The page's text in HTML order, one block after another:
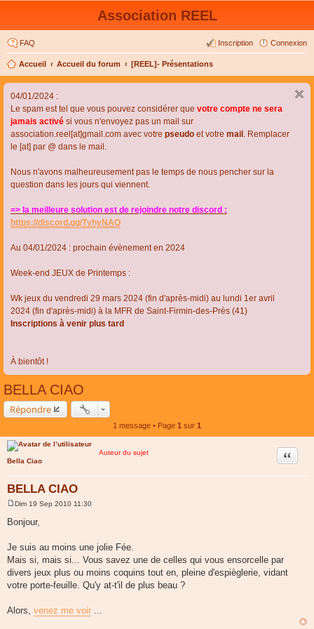
Association REEL
FAQ Connexion
Inscription
Accueil Accueil du forum [REEL]- Présentations
04/01/2024 :
Le spam est tel que vous pouvez considérer que votre compte ne sera
jamais activé si vous n'envoyez pas un mail sur
association.reel[at]gmail.com avec votre pseudo et votre mail . Remplacer
le [at] par @ dans le mail.
Nous n'avons malheureusement pas le temps de nous pencher sur la
question dans les jours qui viennent.
=> la meilleure solution est de rejoindre notre discord :
https://discord.gg/TvhyNAQ
Au 04/01/2024 : prochain évènement en 2024
Week-end JEUX de Printemps :
Wk jeux du vendredi 29 mars 2024 (fin d'après-midi) au lundi 1er avril
2024 (fin d'après-midi) à la MFR de Saint-Firmin-des-Près (41)
Inscriptions à venir plus tard
À bientôt !
BELLA CIAO
Répondre
1 message • Page 1 sur 1
Auteur du sujet
Bella Ciao
BELLA CIAO
Citer
s
g
e
Dim 19 Sep 2010 11:30
Bonjour,
Je suis au moins une jolie Fée.
Mais si, mais si... Vous savez une de celles qui vous ensorcelle par
divers jeux plus ou moins coquins tout en, pleine d'espièglerie, vidant
votre porte-feuille. Qu'y at-t'il de plus beau ?
Alors, venez me voir ...